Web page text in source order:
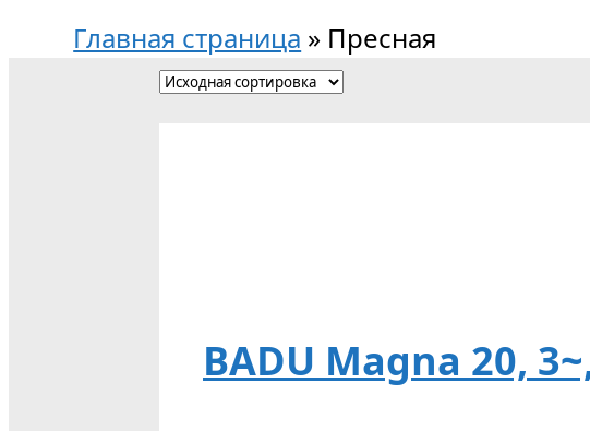
Главная страница » Пресная
BADU Magna 20,